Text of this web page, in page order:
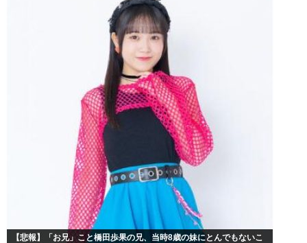
【悲報】「お兄」こと橋田歩果の兄、当時8歳の妹にとんでもないこ